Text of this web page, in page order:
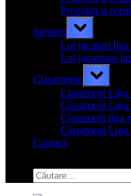
Program si
Jucatori
Toggle
sub-
menu
Lot jucatori liga
Lot jucatoare
Clasamente
Toggle
sub-
menu
Clasament
Clasament
Clasament liga
Clasament
Contact
search
form
Caută
după: